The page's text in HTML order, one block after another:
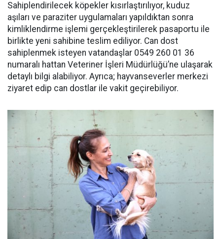
Sahiplendirilecek köpekler kısırlaştırılıyor, kuduz
aşıları ve paraziter uygulamaları yapıldıktan sonra
kimliklendirme işlemi gerçekleştirilerek pasaportu ile
birlikte yeni sahibine teslim ediliyor. Can dost
sahiplenmek isteyen vatandaşlar 0549 260 01 36
numaralı hattan Veteriner İşleri Müdürlüğü’ne ulaşarak
detaylı bilgi alabiliyor. Ayrıca; hayvanseverler merkezi
ziyaret edip can dostlar ile vakit geçirebiliyor.